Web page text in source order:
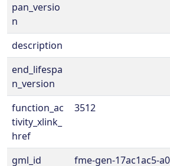
pan_versio
n
description
end_lifespa
n_version
function_ac
tivity_xlink_
href
3512
gml_id
fme-gen-17ac1ac5-